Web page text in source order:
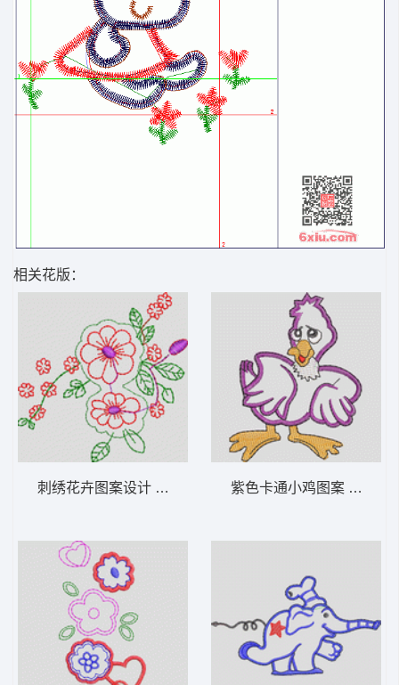
相关花版：
刺绣花卉图案设计 卡通童装章标贴布 紫色卡通小鸡